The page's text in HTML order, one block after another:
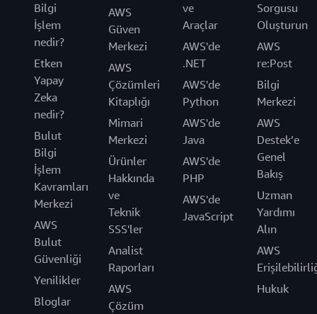
Bilgi
İşlem
nedir?
Etken
Yapay
Zeka
nedir?
Bulut
Bilgi
İşlem
Kavramları
Merkezi
AWS
Bulut
Güvenliği
Yenilikler
Bloglar
AWS
Güven
Merkezi
AWS
Çözümleri
Kitaplığı
Mimari
Merkezi
Ürünler
Hakkında
ve
Teknik
SSS'ler
Analist
Raporları
AWS
Çözüm
ve
Araçlar
AWS'de
.NET
AWS'de
Python
AWS'de
Java
AWS'de
PHP
AWS'de
JavaScript
Sorgusu
Oluşturun
AWS
re:Post
Bilgi
Merkezi
AWS
Destek’e
Genel
Bakış
Uzman
Yardımı
Alın
AWS
Hukuk